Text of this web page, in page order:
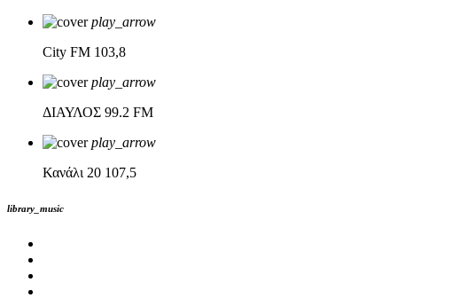
play_arrow
City FM 103,8
play_arrow
ΔΙΑΥΛΟΣ 99.2 FM
play_arrow
Κανάλι 20 107,5
library_music